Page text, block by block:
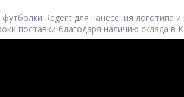
футболки Regent для нанесения
поставки благодаря наличию склада в